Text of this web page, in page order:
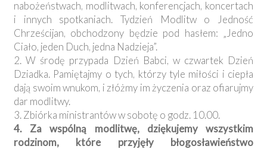
nabożeństwach, modlitwach, konferencjach, koncertach
i innych spotkaniach. Tydzień Modlitw o Jedność
Chrześcijan, obchodzony będzie pod hasłem: „Jedno
Ciało, jeden Duch, jedna Nadzieja”.
2. W środę przypada Dzień Babci, w czwartek Dzień
Dziadka. Pamiętajmy o tych, którzy tyle miłości i ciepła
dają swoim wnukom, i złóżmy im życzenia oraz ofiarujmy
dar modlitwy.
3. Zbiórka ministrantów w sobotę o godz. 10.00.
4. Za wspólną modlitwę, dziękujemy wszystkim
rodzinom, które przyjęły błogosławieństwo